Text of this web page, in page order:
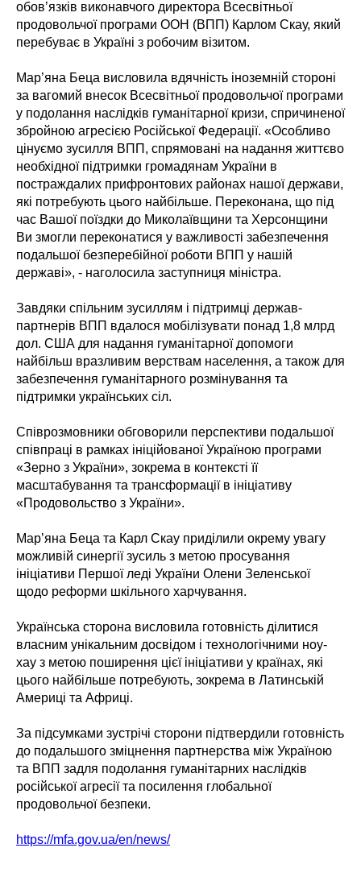
обов’язків виконавчого директора Всесвітньої
продовольчої програми ООН (ВПП) Карлом Скау, який
перебуває в Україні з робочим візитом.
Мар’яна Беца висловила вдячність іноземній стороні
за вагомий внесок Всесвітньої продовольчої програми
у подолання наслідків гуманітарної кризи, спричиненої
збройною агресією Російської Федерації. «Особливо
цінуємо зусилля ВПП, спрямовані на надання життєво
необхідної підтримки громадянам України в
постраждалих прифронтових районах нашої держави,
які потребують цього найбільше. Переконана, що під
час Вашої поїздки до Миколаївщини та Херсонщини
Ви змогли переконатися у важливості забезпечення
подальшої безперебійної роботи ВПП у нашій
державі», - наголосила заступниця міністра.
Завдяки спільним зусиллям і підтримці держав-
партнерів ВПП вдалося мобілізувати понад 1,8 млрд
дол. США для надання гуманітарної допомоги
найбільш вразливим верствам населення, а також для
забезпечення гуманітарного розмінування та
підтримки українських сіл.
Співрозмовники обговорили перспективи подальшої
співпраці в рамках ініційованої Україною програми
«Зерно з України», зокрема в контексті її
масштабування та трансформації в ініціативу
«Продовольство з України».
Мар’яна Беца та Карл Скау приділили окрему увагу
можливій синергії зусиль з метою просування
ініціативи Першої леді України Олени Зеленської
щодо реформи шкільного харчування.
Українська сторона висловила готовність ділитися
власним унікальним досвідом і технологічними ноу-
хау з метою поширення цієї ініціативи у країнах, які
цього найбільше потребують, зокрема в Латинській
Америці та Африці.
За підсумками зустрічі сторони підтвердили готовність
до подальшого зміцнення партнерства між Україною
та ВПП задля подолання гуманітарних наслідків
російської агресії та посилення глобальної
продовольчої безпеки.
https://mfa.gov.ua/en/news/